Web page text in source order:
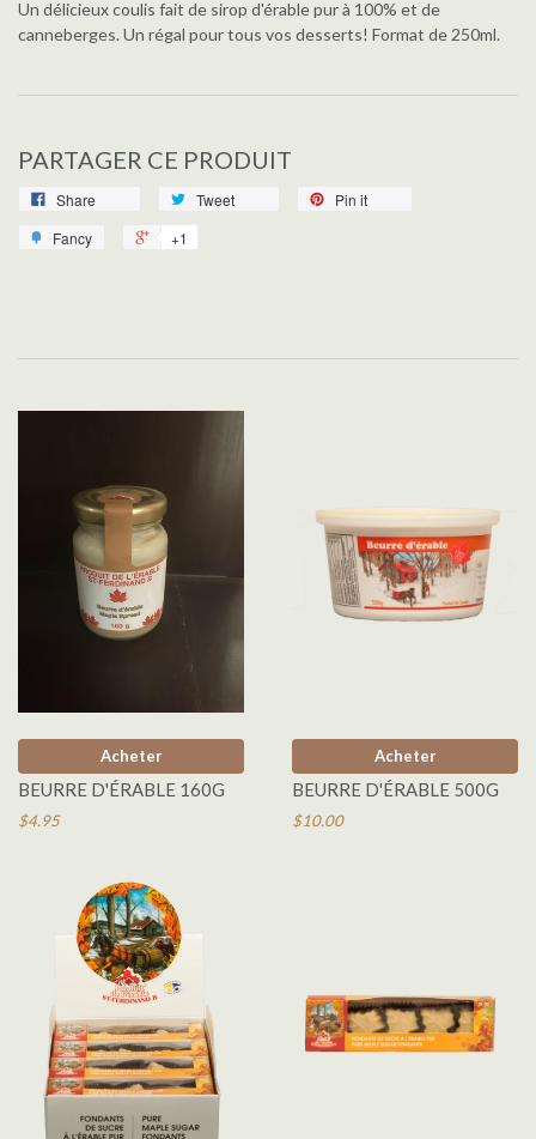
Un délicieux coulis fait de sirop d'érable pur à 100% et de
canneberges. Un régal pour tous vos desserts! Format de 250ml.
PARTAGER CE PRODUIT
Share Tweet
Pin it
Fancy
+1
Acheter
BEURRE D'ÉRABLE 160G
$4.95
Acheter
BEURRE D'ÉRABLE 500G
$10.00